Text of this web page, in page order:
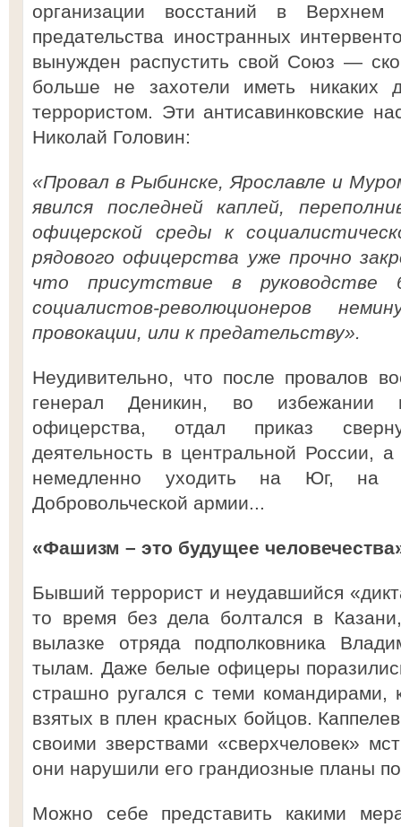
организации восстаний в
предательства иностранных
вынужден распустить свой Союз —
больше не захотели иметь никаких
террористом. Эти антисавинковские
Николай Головин:
«Провал в Рыбинске, Ярославле и
явился последней каплей,
офицерской среды к
рядового офицерства уже прочно
что присутствие в руководстве
социалистов-революционеров
провокации, или к предательству».
Неудивительно, что после провалов
генерал Деникин, во избежании
офицерства, отдал приказ
деятельность в центральной России,
немедленно уходить на Юг, на
Добровольческой армии...
«Фашизм – это будущее
Бывший террорист и неудавшийся
то время без дела болтался в
вылазке отряда подполковника
тылам. Даже белые офицеры
страшно ругался с теми командирами,
взятых в плен красных бойцов.
своими зверствами «сверхчеловек»
они нарушили его грандиозные планы
Можно себе представить какими